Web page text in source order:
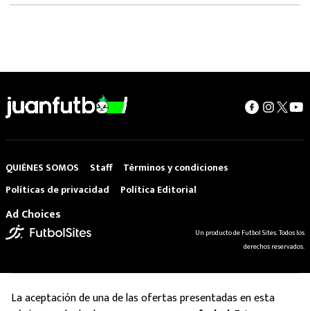
QUIÉNES SOMOS Staff
Términos y condiciones
Políticas de privacidad
Política Editorial
Ad Choices
Un producto de Futbol Sites. Todos los
derechos reservados.
La aceptación de una de las ofertas presentadas en esta